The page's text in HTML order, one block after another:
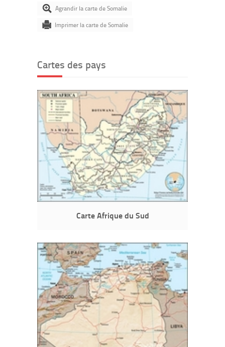
Agrandir la carte de Somalie
Imprimer la carte de Somalie
Cartes des pays
Carte Afrique du Sud